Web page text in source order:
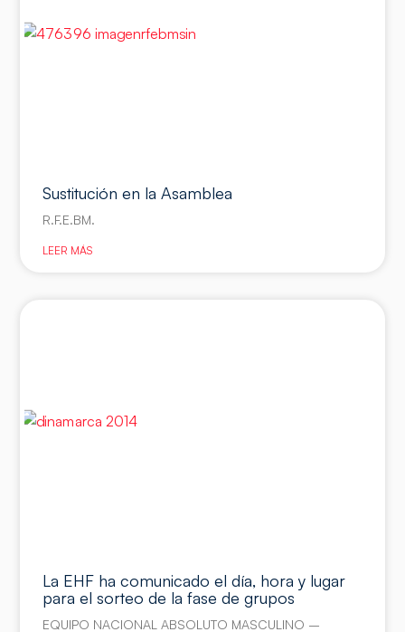
Sustitución en la Asamblea
R.F.E.BM.
LEER MÁS
La EHF ha comunicado el día, hora y lugar
para el sorteo de la fase de grupos
EQUIPO NACIONAL ABSOLUTO MASCULINO –